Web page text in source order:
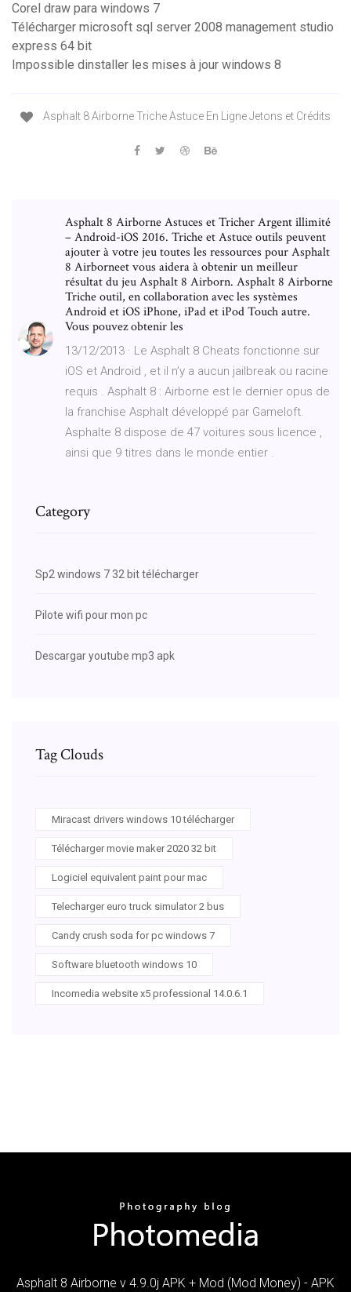
Corel draw para windows 7
Télécharger microsoft sql server 2008 management studio
express 64 bit
Impossible dinstaller les mises à jour windows 8
Asphalt 8 Airborne Triche Astuce En Ligne Jetons et Crédits
Asphalt 8 Airborne Astuces et Tricher Argent illimité
– Android-iOS 2016. Triche et Astuce outils peuvent
ajouter à votre jeu toutes les ressources pour Asphalt
8 Airborneet vous aidera à obtenir un meilleur
résultat du jeu Asphalt 8 Airborn. Asphalt 8 Airborne
Triche outil, en collaboration avec les systèmes
Android et iOS iPhone, iPad et iPod Touch autre.
Vous pouvez obtenir les
13/12/2013 · Le Asphalt 8 Cheats fonctionne sur
iOS et Android , et il n’y a aucun jailbreak ou racine
requis . Asphalt 8 : Airborne est le dernier opus de
la franchise Asphalt développé par Gameloft.
Asphalte 8 dispose de 47 voitures sous licence ,
ainsi que 9 titres dans le monde entier .
Category
Sp2 windows 7 32 bit télécharger
Pilote wifi pour mon pc
Descargar youtube mp3 apk
Tag Clouds
Miracast drivers windows 10 télécharger
Télécharger movie maker 2020 32 bit
Logiciel equivalent paint pour mac
Telecharger euro truck simulator 2 bus
Candy crush soda for pc windows 7
Software bluetooth windows 10
Incomedia website x5 professional 14.0.6.1
Asphalt 8 Airborne v 4.9.0j APK + Mod (Mod Money) - APK